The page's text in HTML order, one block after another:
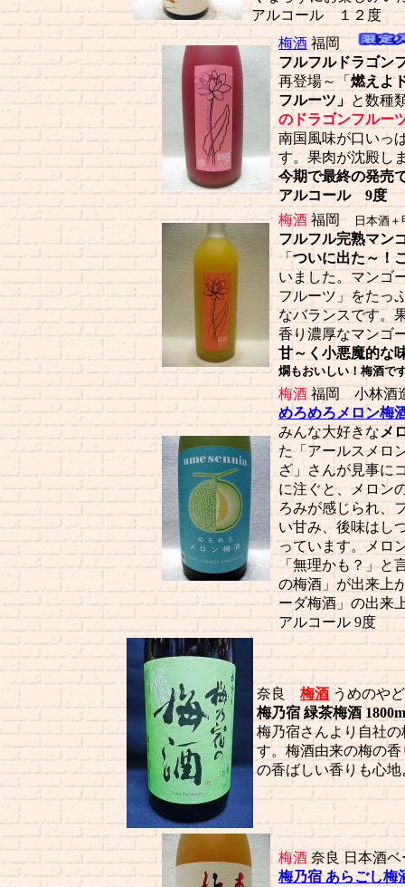
アルコール １２度
梅酒 福岡
フルフルドラゴン
再登場～「 燃えよ
フルーツ」 と数種
のドラゴンフルー
南国風味が口いっ
す。果肉が沈殿し
今期で最終の発売
アルコール 9度
梅酒福岡 日本酒
フルフル完熟マン
「 ついに出た～！
いました。マンゴ
フルーツ」をたっ
なバランスです。
香り濃厚なマンゴ
甘～く小悪魔的な
燗もおいしい！梅酒で
梅酒 福岡 小林
めろめろメロン梅
みんな大好きな メ
た「アールスメロ
ざ」さんが見事に
に注ぐと、メロン
ろみが感じられ、
い甘み、後味はし
っています。メロ
「無理かも？」と
の梅酒」が出来上
ーダ梅酒」の出来
アルコール 9度
奈良 梅酒 うめのや
梅乃宿 緑茶梅酒
梅乃宿さんより自社
す。梅酒由来の梅の
の香ばしい香りも心
梅酒 奈良 日本酒ベ
梅乃宿 あらごし梅